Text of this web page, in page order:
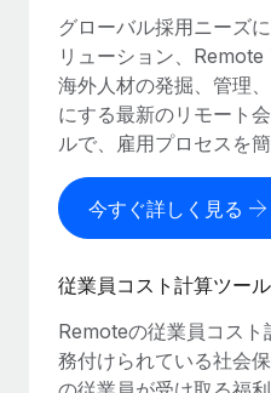
グローバル採用ニーズ
リューション、Remote
海外人材の発掘、管理
にする最新のリモート
ルで、雇用プロセスを
今すぐ詳しく見る
従業員コスト計算ツール
Remoteの従業員コス
務付けられている社会